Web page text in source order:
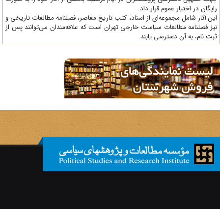
در اختیار عموم قرار داد.
آثار شامل مجموعه‌ای از اسناد، کتب تاریخ معاصر، فصلنامه‌ مطالعات تاریخی و
فصلنامه مطالعات سیاست خارجی تهران است که علاقه‌مندان می‌توانند پس از
نام، به آن دسترسی یابند.